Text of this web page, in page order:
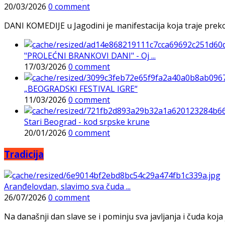
20/03/2026 0 comment
DANI KOMEDIJE u Jagodini je manifestacija koja traje
"PROLEĆNI BRANKOVI DANI" - Oj ...
17/03/2026 0 comment
„BEOGRADSKI FESTIVAL IGRE“
11/03/2026 0 comment
Stari Beograd - kod srpske krune
20/01/2026 0 comment
Tradicija
Aranđelovdan, slavimo sva čuda ...
26/07/2026 0 comment
Na današnji dan slave se i pominju sva javljanja i čuda